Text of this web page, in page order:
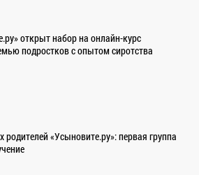
открыт набор на онлайн-курс
подростков с опытом сиротства
«Усыновите.ру»: первая группа